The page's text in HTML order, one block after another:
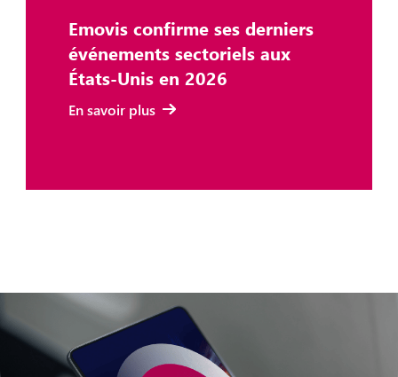
Emovis confirme ses derniers
événements sectoriels aux
États-Unis en 2026
En savoir plus